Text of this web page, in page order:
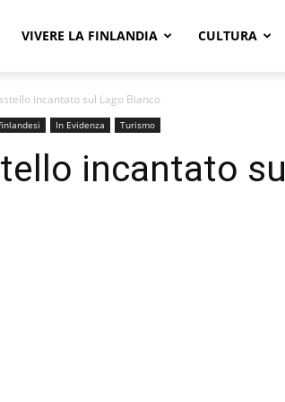
VIVERE LA FINLANDIA CULTURA
incantato sul Lago Bianco
In Evidenza Turismo
incantato sul